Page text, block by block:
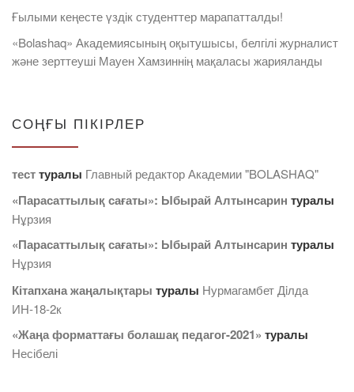
Ғылыми кеңесте үздік студенттер марапатталды!
«Bolashaq» Академиясының оқытушысы, белгілі журналист
және зерттеуші Мауен Хамзиннің мақаласы жарияланды
СОҢҒЫ ПІКІРЛЕР
тесттуралы Главный редактор Академии "BOLASHAQ"
«Парасаттылық сағаты»: Ыбырай Алтынсарин туралы
Нұрзия
«Парасаттылық сағаты»: Ыбырай Алтынсарин туралы
Нұрзия
Кітапхана жаңалықтары туралы Нурмагамбет Дiлда
ИН-18-2к
«Жаңа форматтағы болашақ педагог-2021» туралы
Несібелі